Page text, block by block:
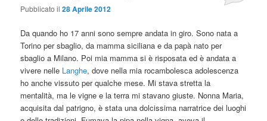
Pubblicato il28 Aprile 2012
Da quando ho 17 anni sono sempre andata in giro. Sono nata a
Torino per sbaglio, da mamma siciliana e da papà nato per
sbaglio a Milano. Poi mia mamma si è risposata ed è andata a
vivere nelle Langhe, dove nella mia rocambolesca adolescenza
ho anche vissuto per qualche mese. Mi stava stretta la
mentalità, ma le vigne e la terra mi stavano giuste. Nonna Maria,
acquisita dal patrigno, è stata una dolcissima narratrice dei luoghi